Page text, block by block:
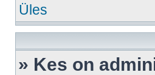
Üles
» Kes on